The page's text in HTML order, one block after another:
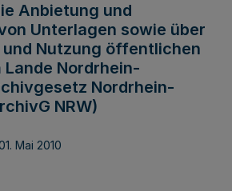
Anbietung und
Unterlagen sowie über
Nutzung öffentlichen
Nordrhein-
Nordrhein-
NRW)
Mai 2010